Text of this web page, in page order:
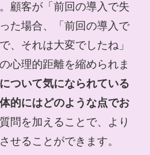
顧客が「前回の導入で失
た場合、「前回の導入で
、それは大変でしたね」
心理的距離を縮められま
について気になられている
的にはどのような点でお
問を加えることで、より
せることができます。